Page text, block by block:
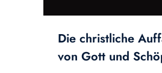
Die christliche
von Gott und